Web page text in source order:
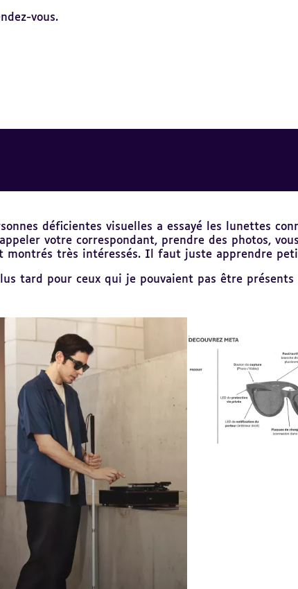
vous.
déficientes visuelles a essayé les lunettes
votre correspondant, prendre des photos,
montrés très intéressés. Il faut juste apprendre
tard pour ceux qui je pouvaient pas être présents